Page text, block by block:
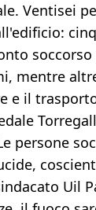
Ventisei
soccorso
mentre
e il
persone
Uil